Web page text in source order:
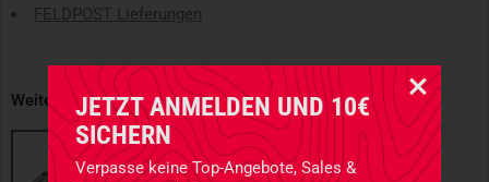
JETZT ANMELDEN UND 10€
SICHERN
Verpasse keine Top-Angebote, Sales &
FELDPOST Lieferungen
Weitere erhältliche Varianten